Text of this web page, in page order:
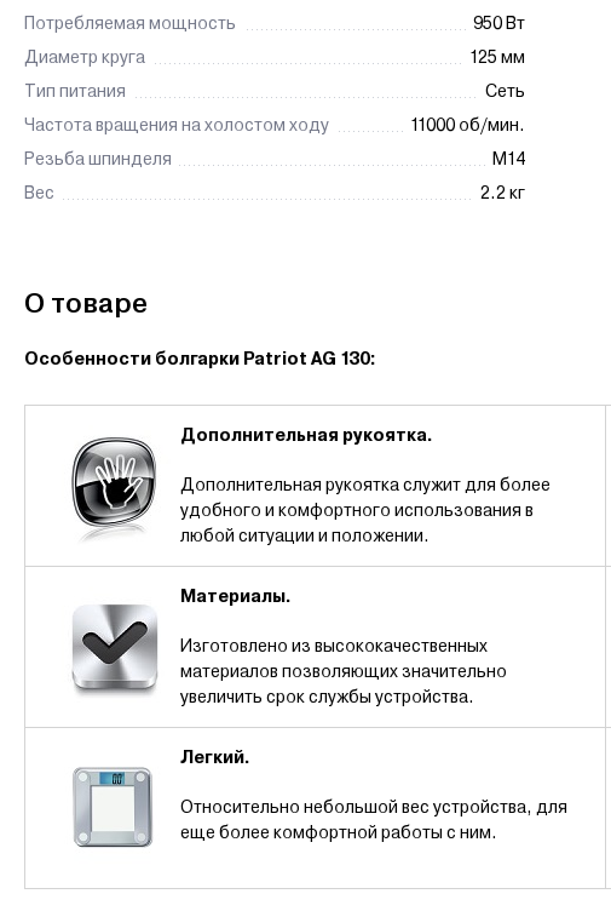
Потребляемая мощность
950 Вт
Диаметр круга
125 мм
Тип питания
Сеть
Частота вращения на холостом ходу
11000 об/мин.
Резьба шпинделя
М14
Вес
2.2 кг
О товаре
Особенности болгарки Patriot AG 130:
Дополнительная рукоятка.
Дополнительная рукоятка служит для более
удобного и комфортного использования в
любой ситуации и положении.
Материалы.
Изготовлено из высококачественных
материалов позволяющих значительно
увеличить срок службы устройства.
Легкий.
Относительно небольшой вес устройства, для
еще более комфортной работы с ним.